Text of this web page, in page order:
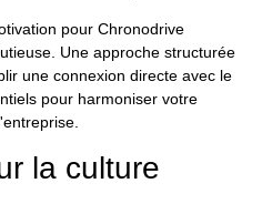
pour Chronodrive
Une approche structurée
une connexion directe avec le
pour harmoniser votre
la culture